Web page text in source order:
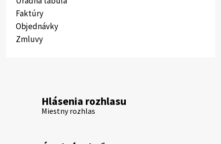
Faktúry
Objednávky
Zmluvy
Hlásenia rozhlasu
Miestny rozhlas